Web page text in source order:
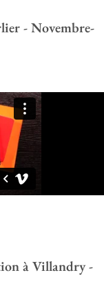
- Novembre-
à Villandry -